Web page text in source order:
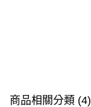
商品相關分類 (4)